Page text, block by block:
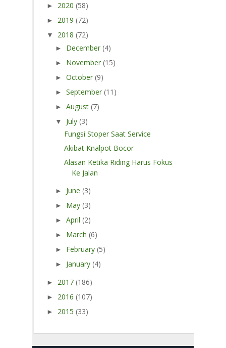
► 2020 (58)
► 2019 (72)
▼ 2018 (72)
► December (4)
► November (15)
► October (9)
► September (11)
► August (7)
▼ July (3)
Fungsi Stoper Saat Service
Akibat Knalpot Bocor
Alasan Ketika Riding Harus Fokus
Ke Jalan
► June (3)
► May (3)
► April (2)
► March (6)
► February (5)
► January (4)
► 2017 (186)
► 2016 (107)
► 2015 (33)